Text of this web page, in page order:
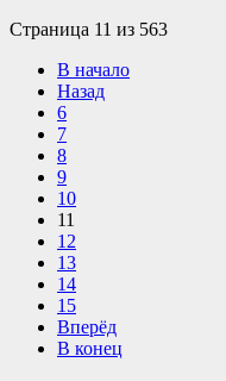
Страница 11 из 563
В начало
Назад
6
7
8
9
10
11
12
13
14
15
Вперёд
В конец